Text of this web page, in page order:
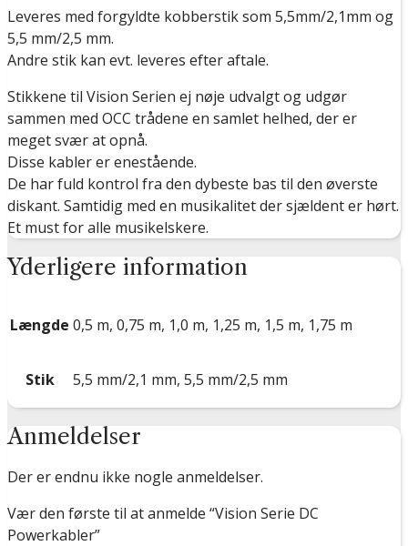
Leveres med forgyldte kobberstik som 5,5mm/2,1mm og
5,5 mm/2,5 mm.
Andre stik kan evt. leveres efter aftale.
Stikkene til Vision Serien ej nøje udvalgt og udgør
sammen med OCC trådene en samlet helhed, der er
meget svær at opnå.
Disse kabler er enestående.
De har fuld kontrol fra den dybeste bas til den øverste
diskant. Samtidig med en musikalitet der sjældent er hørt.
Et must for alle musikelskere.
Yderligere information
Længde 0,5 m, 0,75 m, 1,0 m, 1,25 m, 1,5 m, 1,75 m
Stik 5,5 mm/2,1 mm, 5,5 mm/2,5 mm
Anmeldelser
Der er endnu ikke nogle anmeldelser.
Vær den første til at anmelde “Vision Serie DC
Powerkabler”